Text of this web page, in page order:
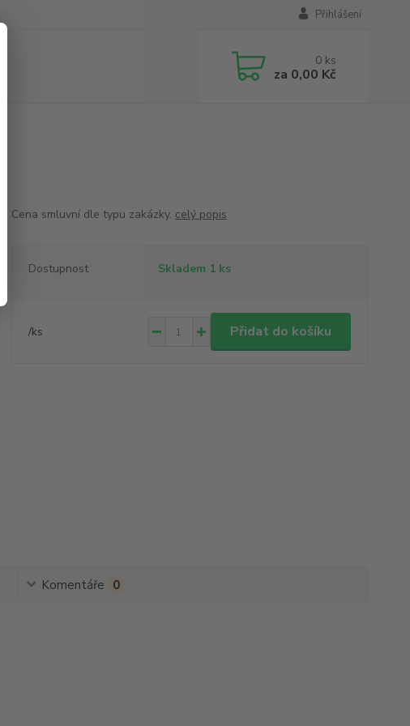
Přihlášení
0 ks
za 0,00 Kč
Cena smluvní dle typu zakázky. celý popis
Dostupnost Skladem 1 ks
/ks Přidat do košíku
Komentáře 0